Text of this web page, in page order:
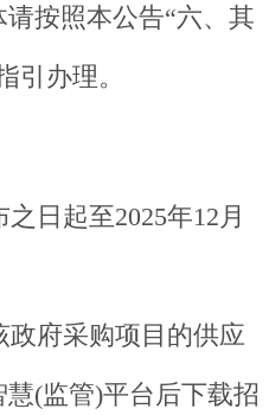
按照本公告“六、其
引办理。
日起至2025年12月
府采购项目的供应
(监管)平台后下载招